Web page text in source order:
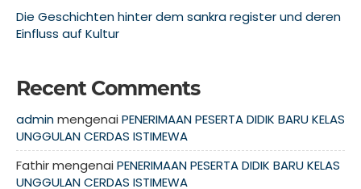
Die Geschichten hinter dem sankra register und deren
Einfluss auf Kultur
Recent Comments
adminmengenai PENERIMAAN PESERTA DIDIK BARU KELAS
UNGGULAN CERDAS ISTIMEWA
Fathirmengenai PENERIMAAN PESERTA DIDIK BARU KELAS
UNGGULAN CERDAS ISTIMEWA